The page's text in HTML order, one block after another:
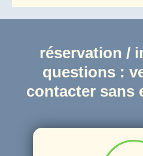
réservation /
questions :
contacter sans